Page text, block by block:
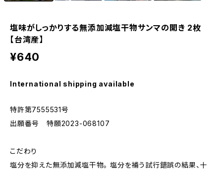
塩味がしっかりする無添加減塩干物サンマの開き 2枚
【台湾産】
¥640
International shipping available
特許第7555531号
出願番号 特願2023-068107
こだわり
塩分を抑えた無添加減塩干物。 塩分を補う試行錯誤の結果、十